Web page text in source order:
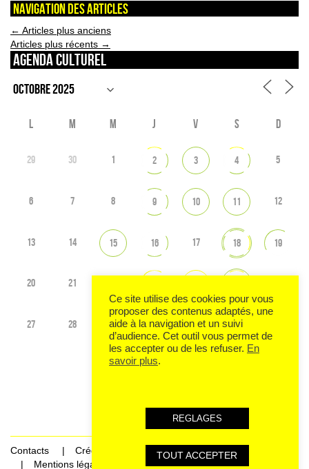
Navigation des articles
← Articles plus anciens
Articles plus récents →
Agenda culturel
L M M J V S D
29 30 1 2 3 4 5
6 7 8 9 10 11 12
13 14 15 16 17 18 19
20 21
27 28 29 30 31 1
Contacts
Crédits
Mentions légales et données personnelles
Ce site utilise des cookies pour vous
proposer des contenus adaptés, une
aide à la navigation et un suivi
d’audience. Cet outil vous permet de
les accepter ou de les refuser. En
savoir plus.
REGLAGES
TOUT ACCEPTER